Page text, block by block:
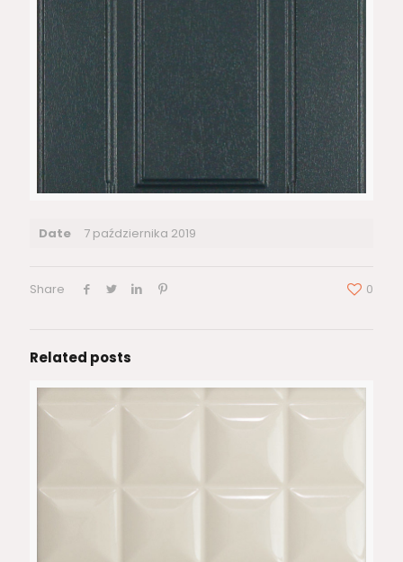
Date 7 października 2019
Share 0
Related posts